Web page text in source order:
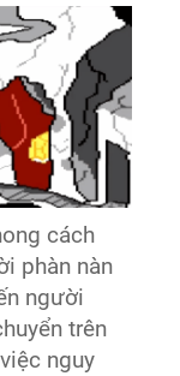
cách
phàn nàn
người
trên
nguy